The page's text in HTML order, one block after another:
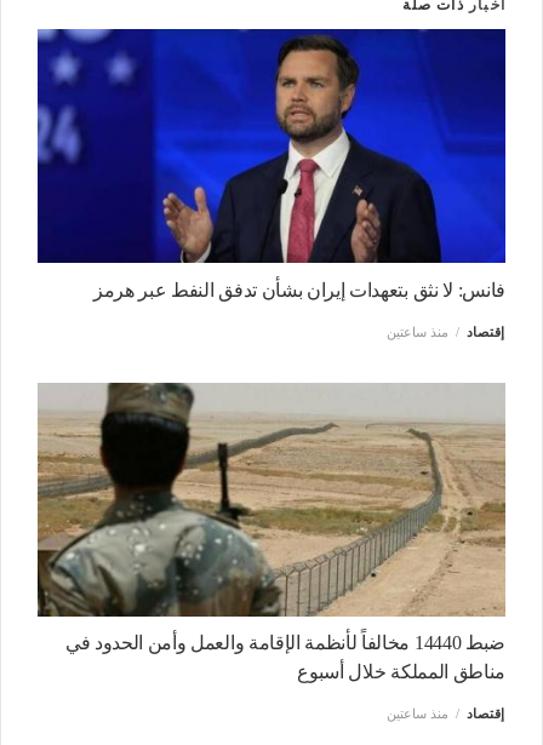
أخبار ذات صلة
فانس: لا نثق بتعهدات إيران بشأن تدفق النفط عبر هرمز
إقتصاد منذ ساعتين
ضبط 14440 مخالفاً لأنظمة الإقامة والعمل وأمن الحدود في
مناطق المملكة خلال أسبوع
إقتصاد منذ ساعتين